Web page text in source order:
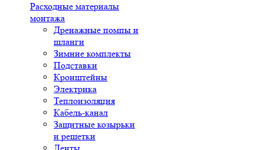
Расходные материалы
монтажа
Дренажные помпы и
шланги
Зимние комплекты
Подставки
Кронштейны
Электрика
Теплоизоляция
Кабель-канал
Защитные козырьки
и решетки